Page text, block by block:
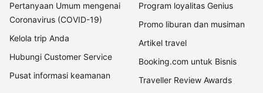
Pertanyaan Umum mengenai
Coronavirus (COVID-19)
Kelola trip Anda
Hubungi Customer Service
Pusat informasi keamanan
Program loyalitas Genius
Promo liburan dan musiman
Artikel travel
Booking.com untuk Bisnis
Traveller Review Awards